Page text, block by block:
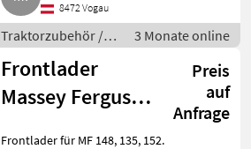
8472 Vogau
Traktorzubehör /
Frontlader
3 Monate online
Frontlader
Massey Ferguson
Preis
auf
Anfrage
Frontlader für MF 148, 135, 152.